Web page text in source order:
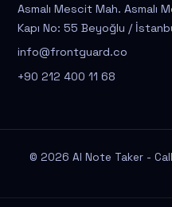
Asmalı Mescit Mah. Asmalı
Kapı No: 55 Beyoğlu /
info@frontguard.co
+90 212 400 11 68
© 2026 AI Note Taker -